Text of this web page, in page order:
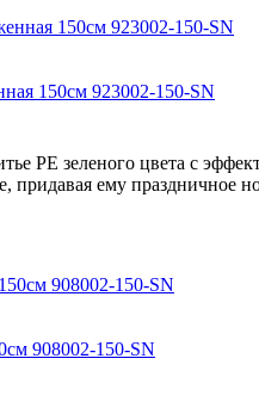
150см 923002-150-SN
РЕ зеленого цвета с
придавая ему праздничное
908002-150-SN